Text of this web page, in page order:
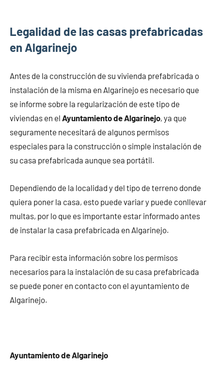
Legalidad de las casas prefabricadas
en Algarinejo
Antes de la construcción de su vivienda prefabricada o
instalación de la misma en Algarinejo es necesario que
se informe sobre la regularización de este tipo de
viviendas en el Ayuntamiento de Algarinejo, ya que
seguramente necesitará de algunos permisos
especiales para la construcción o simple instalación de
su casa prefabricada aunque sea portátil.
Dependiendo de la localidad y del tipo de terreno donde
quiera poner la casa, esto puede variar y puede conllevar
multas, por lo que es importante estar informado antes
de instalar la casa prefabricada en Algarinejo.
Para recibir esta información sobre los permisos
necesarios para la instalación de su casa prefabricada
se puede poner en contacto con el ayuntamiento de
Algarinejo.
Ayuntamiento de Algarinejo